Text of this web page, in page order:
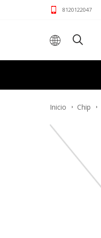
8120122047
Inicio Chip